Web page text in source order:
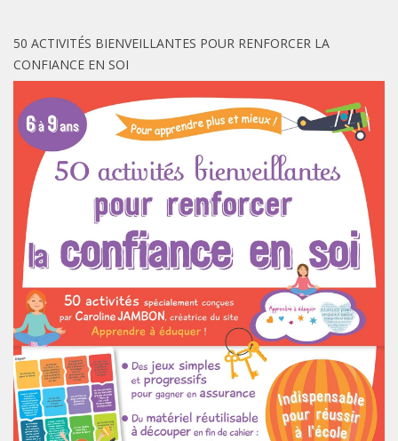
50 ACTIVITÉS BIENVEILLANTES POUR RENFORCER LA
CONFIANCE EN SOI